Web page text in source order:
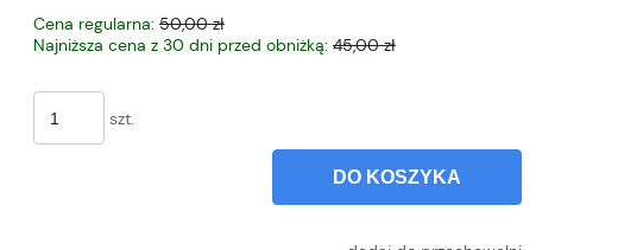
Cena regularna: 50,00 zł
Najniższa cena z 30 dni przed obniżką: 45,00 zł
szt.
DO KOSZYKA